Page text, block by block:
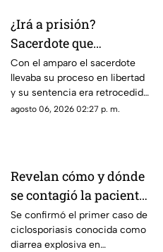
¿Irá a prisión?
Sacerdote que
presuntamente abuso
de dos monaguillos en
Aguascalientes perdió
Juicio de Amparo
Con el amparo el sacerdote
llevaba su proceso en libertad
y su sentencia era retrocedida;
ahora el proceso legal
agosto 06, 2026 02:27 p. m.
Revelan cómo y dónde
se contagió la paciente
de diarrea explosiva en
Aguascalientes
Se confirmó el primer caso de
ciclosporiasis conocida como
diarrea explosiva en